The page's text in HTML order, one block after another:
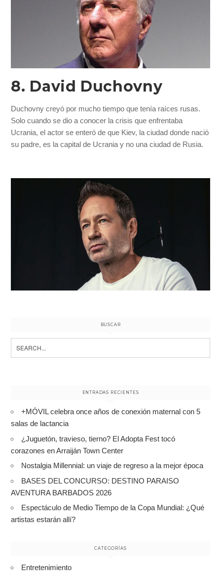
8. David Duchovny
Duchovny creyó por mucho tiempo que tenía raíces rusas.
Solo cuando se dio a conocer la crisis que enfrentaba
Ucrania, el actor se enteró de que Kiev, la ciudad donde nació
su padre, es la capital de Ucrania y no una ciudad de Rusia.
BUSCAR
ENTRADAS RECIENTES
+MÓVIL celebra once años de conexión maternal con 5
salas de lactancia
¿Juguetón, travieso, tierno? El Adopta Fest tocó
corazones en Arraiján Town Center
Nostalgia Millennial: un viaje de regreso a la mejor época
BASES DEL CONCURSO: DESTINO PARAISO
AVENTURA BARBADOS 2026
Espectáculo de Medio Tiempo de la Copa Mundial: ¿Qué
artistas estarán allí?
CATEGORÍAS
Entretenimiento